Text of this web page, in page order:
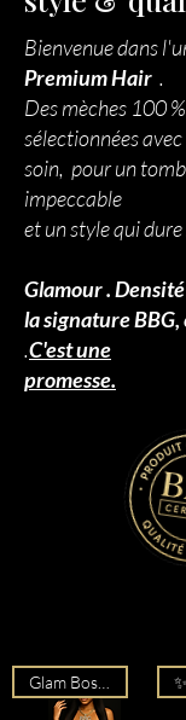
Bienvenue dans
Premium Hair .
Des mèches 100
sélectionnées avec
soin, pour un
impeccable
et un style qui dure
Glamour .
la signature
.C'est une
promesse.